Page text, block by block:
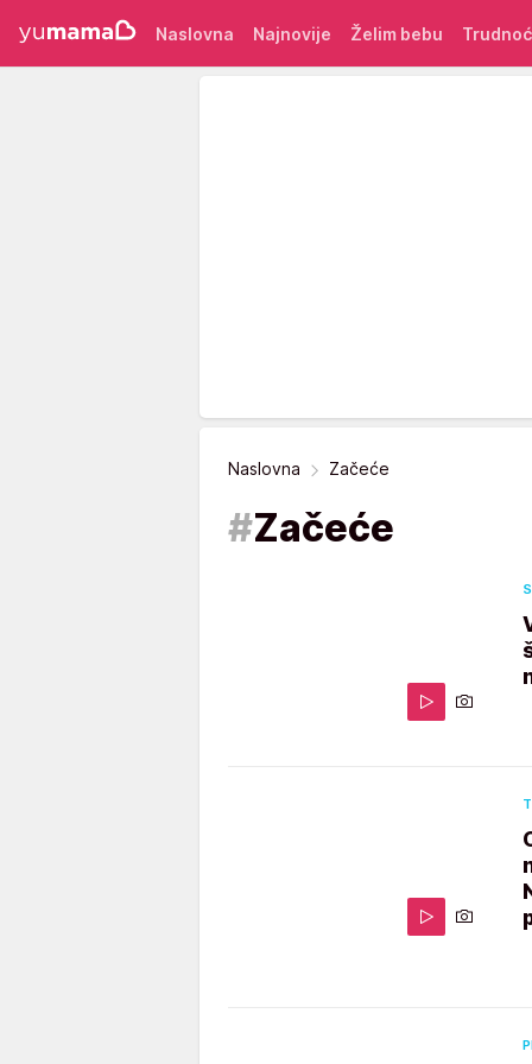
Naslovna Najnovije Želim bebu
Naslovna Začeće
#Začeće